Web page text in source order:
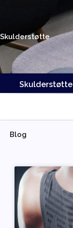
Skulderstøtte
Skulderstøtte
Blog